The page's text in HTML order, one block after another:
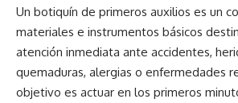
Un botiquín de primeros auxilios es un
materiales e instrumentos básicos
atención inmediata ante accidentes,
quemaduras, alergias o enfermedades
objetivo es actuar en los primeros